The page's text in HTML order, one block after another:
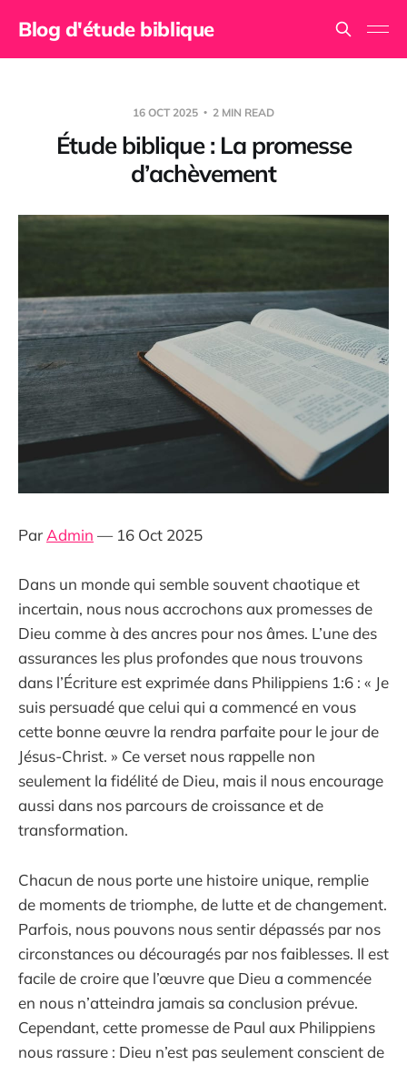
Blog d'étude biblique
16 OCT 2025 2 MIN READ
Étude biblique : La promesse
d’achèvement
ParAdmin — 16 Oct 2025
Dans un monde qui semble souvent chaotique et
incertain, nous nous accrochons aux promesses de
Dieu comme à des ancres pour nos âmes. L’une des
assurances les plus profondes que nous trouvons
dans l’Écriture est exprimée dans Philippiens 1:6 : « Je
suis persuadé que celui qui a commencé en vous
cette bonne œuvre la rendra parfaite pour le jour de
Jésus-Christ. » Ce verset nous rappelle non
seulement la fidélité de Dieu, mais il nous encourage
aussi dans nos parcours de croissance et de
transformation.
Chacun de nous porte une histoire unique, remplie
de moments de triomphe, de lutte et de changement.
Parfois, nous pouvons nous sentir dépassés par nos
circonstances ou découragés par nos faiblesses. Il est
facile de croire que l’œuvre que Dieu a commencée
en nous n’atteindra jamais sa conclusion prévue.
Cependant, cette promesse de Paul aux Philippiens
nous rassure : Dieu n’est pas seulement conscient de